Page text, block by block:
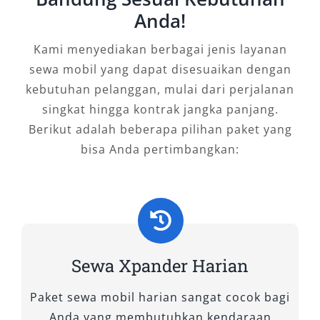
Tipe Mobil Xpander yang Kami
Sewakan di Salsa Wisata
Salsa Wisata menghadirkan berbagai pilihan
tipe mobil Xpander untuk memenuhi
kebutuhan transportasi Anda di Bandung dan
sekitarnya. Dengan pilihan yang lengkap, Anda
dapat menyesuaikan tipe kendaraan sesuai
dalam kondisi prima, siap digunakan untuk
harian 24 jam, perjalanan bisnis, wisata
adalah tipe-tipe Mitsubishi Xpander yang kami
sediakan:
Anda!
Kami menyediakan berbagai jenis layanan
sewa mobil yang dapat disesuaikan dengan
kebutuhan pelanggan, mulai dari perjalanan
singkat hingga kontrak jangka panjang.
Berikut adalah beberapa pilihan paket yang
bisa Anda pertimbangkan:
Sewa Xpander Harian
Paket sewa mobil harian sangat cocok bagi